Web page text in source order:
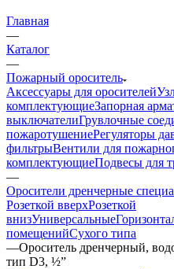
Главная
—
Каталог
—
Пожарный ороситель
Аксессуары для оросителей
комплектующиеЗапорная
выключателиГрувлочные
пожаротушениеРегуляторы
фильтрыВентили для
комплектующиеПодвесы для
—
Оросители дренчерные
Розеткой вверхРозеткой
внизУниверсальные
помещенийСухого типа
—Ороситель дренчерный,
тип D3, ½”